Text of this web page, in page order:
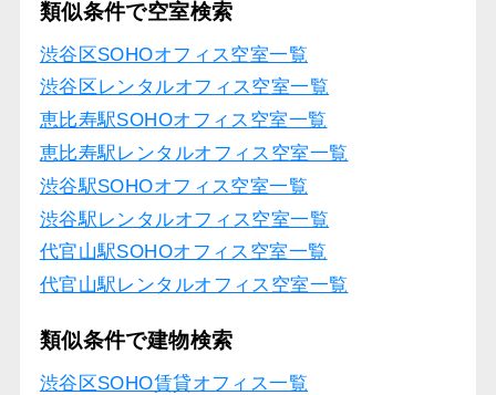
類似条件で空室検索
渋谷区SOHOオフィス空室一覧
渋谷区レンタルオフィス空室一覧
恵比寿駅SOHOオフィス空室一覧
恵比寿駅レンタルオフィス空室一覧
渋谷駅SOHOオフィス空室一覧
渋谷駅レンタルオフィス空室一覧
代官山駅SOHOオフィス空室一覧
代官山駅レンタルオフィス空室一覧
類似条件で建物検索
渋谷区SOHO賃貸オフィス一覧